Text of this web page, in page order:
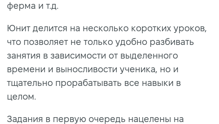
ферма и т.д.
Юнит делится на несколько коротких уроков,
что позволяет не только удобно разбивать
занятия в зависимости от выделенного
времени и выносливости ученика, но и
тщательно прорабатывать все навыки в
целом.
Задания в первую очередь нацелены на